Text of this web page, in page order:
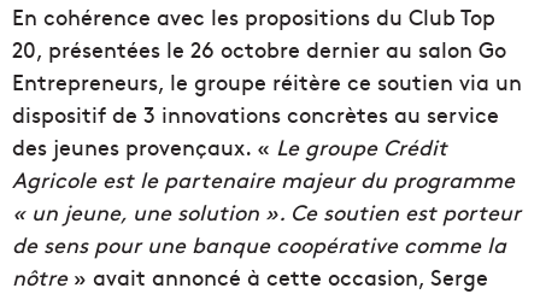
En cohérence avec les propositions du Club Top
20, présentées le 26 octobre dernier au salon Go
Entrepreneurs, le groupe réitère ce soutien via un
dispositif de 3 innovations concrètes au service
des jeunes provençaux. « Le groupe Crédit
Agricole est le partenaire majeur du programme
« un jeune, une solution ». Ce soutien est porteur
de sens pour une banque coopérative comme la
nôtre» avait annoncé à cette occasion, Serge